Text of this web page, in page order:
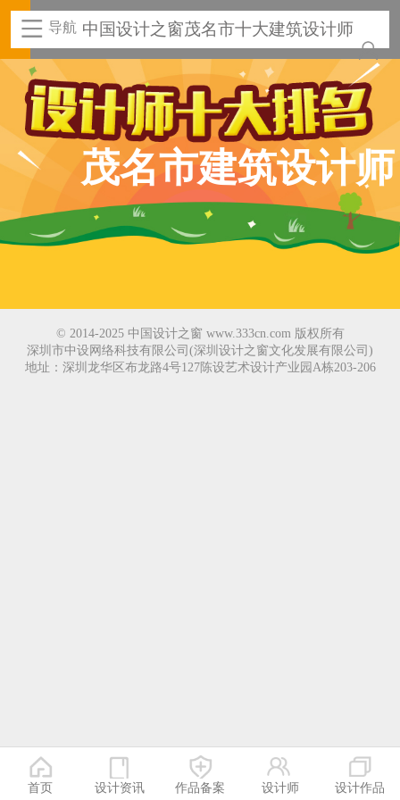
导航 中国设计之窗茂名市十大建筑设计师
茂名市建筑设计师
© 2014-2025 中国设计之窗 www.333cn.com 版权所有
深圳市中设网络科技有限公司(深圳设计之窗文化发展有限公司)
地址：深圳龙华区布龙路4号127陈设艺术设计产业园A栋203-206
首页 设计资讯 作品备案 设计师 设计作品